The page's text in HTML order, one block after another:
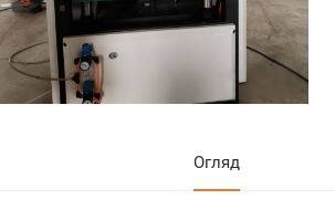
Огляд